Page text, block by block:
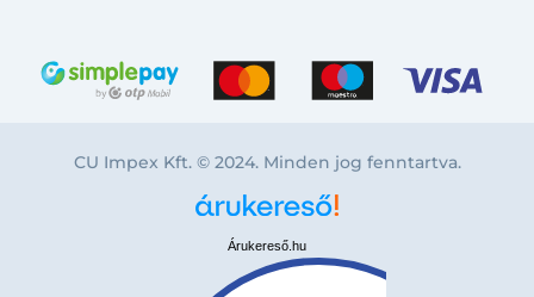
CU Impex Kft. © 2024. Minden jog fenntartva.
Árukereső.hu